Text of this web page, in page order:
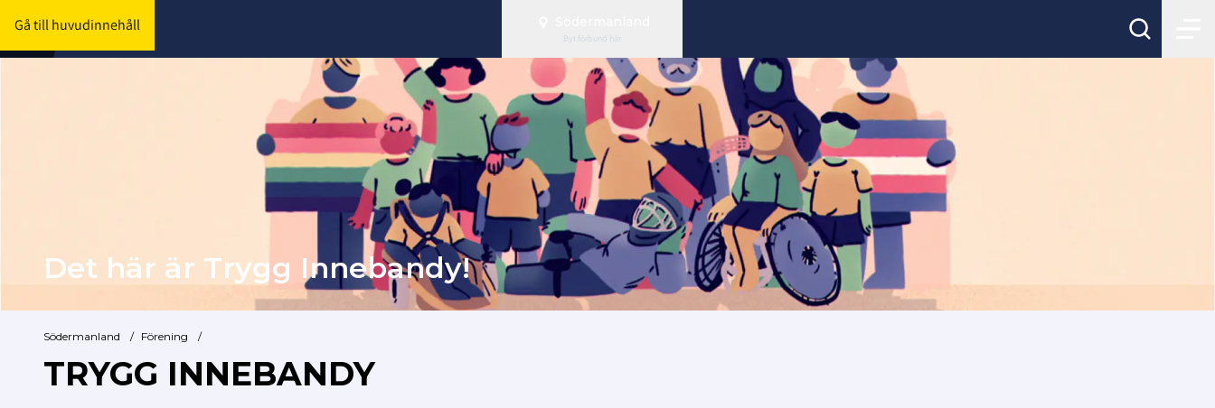
Gå till huvudinnehåll
Byt förbund här
Det här är Trygg Innebandy!
Södermanland / Förening /
TRYGG INNEBANDY